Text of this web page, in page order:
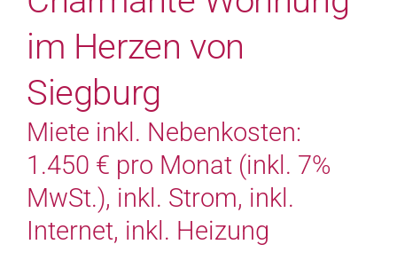
im Herzen von
Siegburg
Miete inkl. Nebenkosten:
1.450 € pro Monat (inkl. 7%
MwSt.), inkl. Strom, inkl.
Internet, inkl. Heizung